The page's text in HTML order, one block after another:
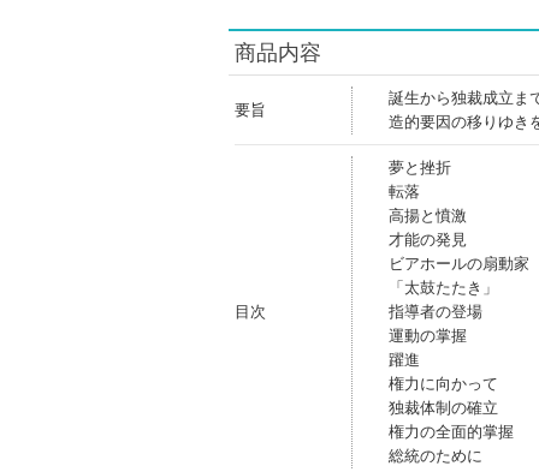
商品内容
要旨
誕生から独裁成立ま
造的要因の移りゆき
目次
夢と挫折
転落
高揚と憤激
才能の発見
ビアホールの扇動家
「太鼓たたき」
指導者の登場
運動の掌握
躍進
権力に向かって
独裁体制の確立
権力の全面的掌握
総統のために